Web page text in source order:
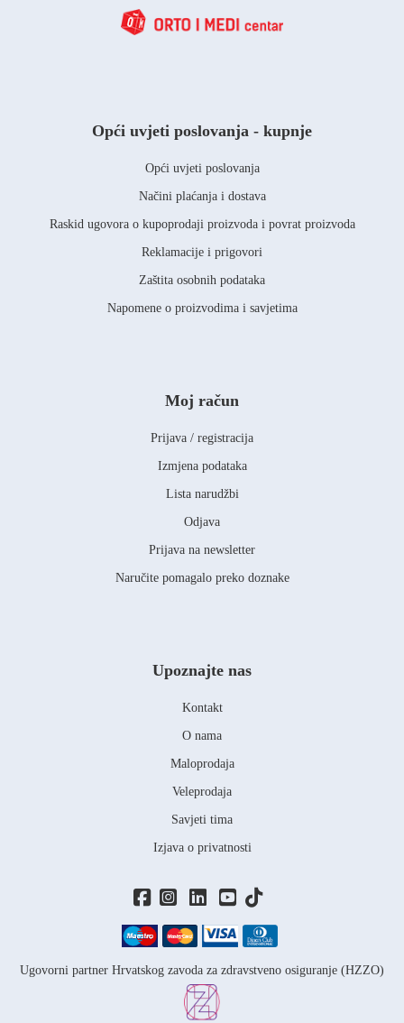
Opći uvjeti poslovanja - kupnje
Opći uvjeti poslovanja
Načini plaćanja i dostava
Raskid ugovora o kupoprodaji proizvoda i povrat proizvoda
Reklamacije i prigovori
Zaštita osobnih podataka
Napomene o proizvodima i savjetima
Moj račun
Prijava / registracija
Izmjena podataka
Lista narudžbi
Odjava
Prijava na newsletter
Naručite pomagalo preko doznake
Ugovorni partner Hrvatskog zavoda za zdravstveno osiguranje (HZZO)
Upoznajte nas
Kontakt
O nama
Maloprodaja
Veleprodaja
Savjeti tima
Izjava o privatnosti